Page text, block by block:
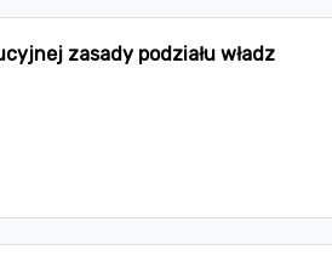
zasady podziału władz